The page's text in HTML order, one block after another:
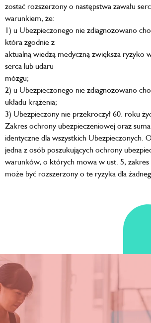
zostać rozszerzony o następstwa zawału
warunkiem, że:
1) u Ubezpieczonego nie zdiagnozowano
która zgodnie z
aktualną wiedzą medyczną zwiększa ryzyko
serca lub udaru
mózgu;
2) u Ubezpieczonego nie zdiagnozowano
układu krążenia;
3) Ubezpieczony nie przekroczył 60. roku
Zakres ochrony ubezpieczeniowej oraz suma
identyczne dla wszystkich Ubezpieczonych.
jedna z osób poszukujących ochrony
warunków, o których mowa w ust. 5, zakres
może być rozszerzony o te ryzyka dla